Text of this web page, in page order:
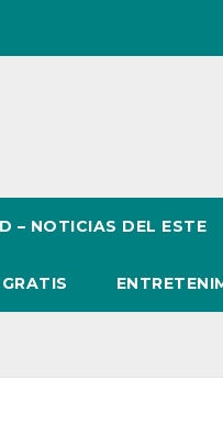
– NOTICIAS DEL ESTE